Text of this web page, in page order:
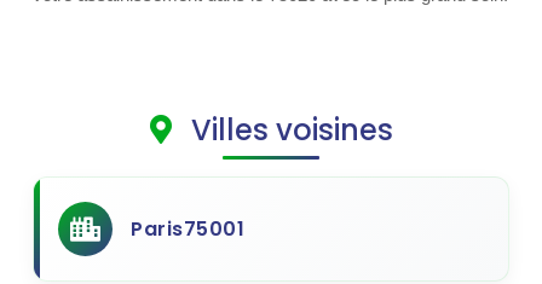
Villes voisines
Paris75001